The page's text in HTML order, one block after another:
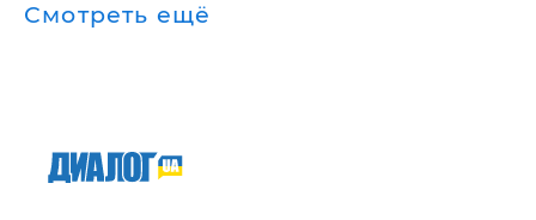
Смотреть ещё